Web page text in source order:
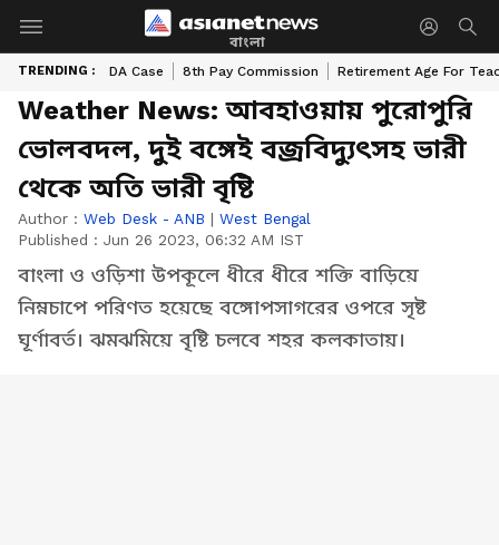
বাংলা
TRENDING : DA Case 8th Pay Commission Retirement Age For
Weather News: আবহাওয়ায় পুরোপুরি
ভোলবদল, দুই বঙ্গেই বজ্রবিদ্যুৎসহ ভারী
থেকে অতি ভারী বৃষ্টি
Author : Web Desk - ANB | West Bengal
Published : Jun 26 2023, 06:32 AM IST
বাংলা ও ওড়িশা উপকূলে ধীরে ধীরে শক্তি বাড়িয়ে
নিম্নচাপে পরিণত হয়েছে বঙ্গোপসাগরের ওপরে সৃষ্ট
ঘূর্ণাবর্ত। ঝমঝমিয়ে বৃষ্টি চলবে শহর কলকাতায়।